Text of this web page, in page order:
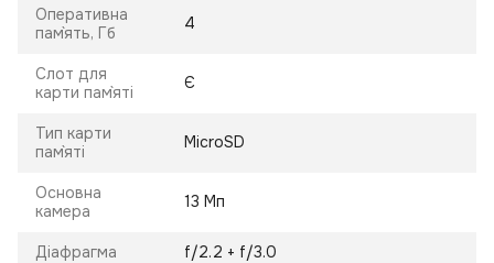
Оперативна
пам`ять, Гб
4
Слот для
карти пам`яті
Є
Тип карти
пам`яті
MicroSD
Основна
камера
13 Мп
Діафрагма f/2.2 + f/3.0